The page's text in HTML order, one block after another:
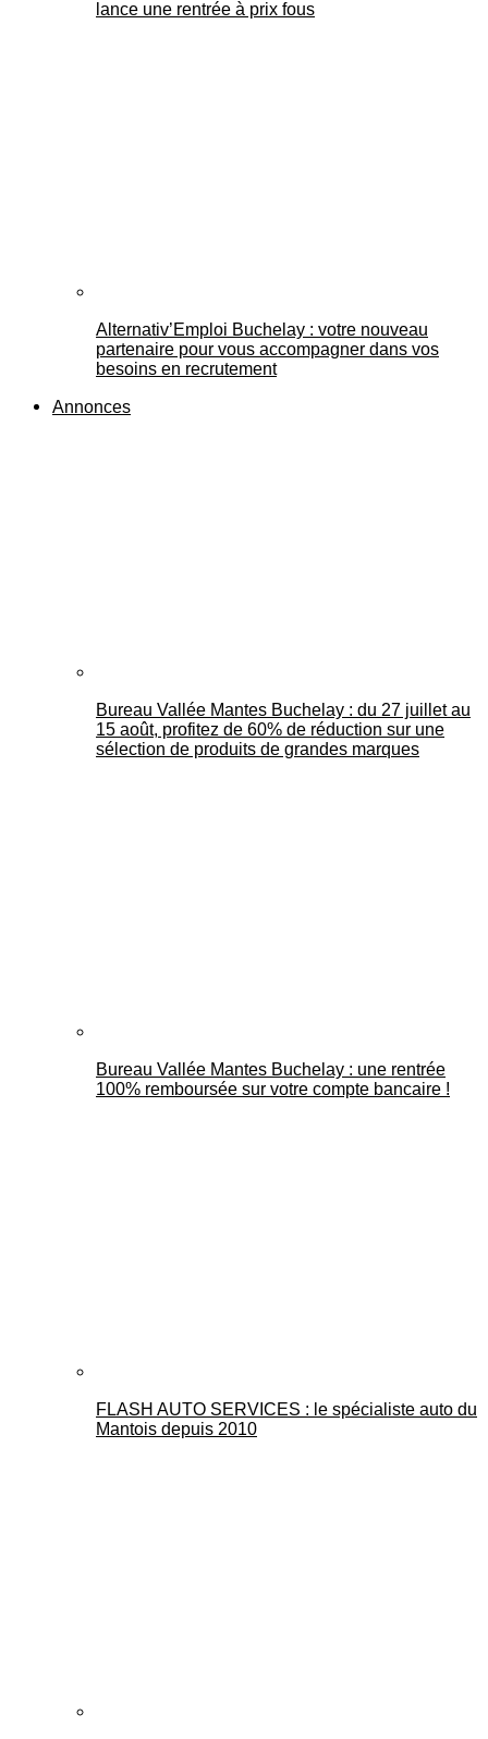
lance une rentrée à prix fous
Alternativ’Emploi Buchelay : votre nouveau
partenaire pour vous accompagner dans vos
besoins en recrutement
Annonces
Bureau Vallée Mantes Buchelay : du 27 juillet au
15 août, profitez de 60% de réduction sur une
sélection de produits de grandes marques
Bureau Vallée Mantes Buchelay : une rentrée
100% remboursée sur votre compte bancaire !
FLASH AUTO SERVICES : le spécialiste auto du
Mantois depuis 2010